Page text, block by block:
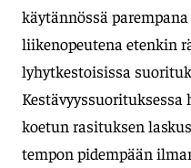
käytännössä
liikenopeutena etenkin
lyhytkestoisissa
Kestävyyssuorituksessa
koetun rasituksen
tempon pidempään